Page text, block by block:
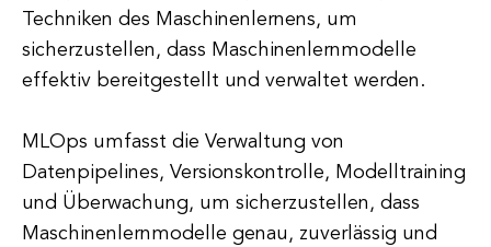
Techniken des Maschinenlernens, um
sicherzustellen, dass Maschinenlernmodelle
effektiv bereitgestellt und verwaltet werden.
MLOps umfasst die Verwaltung von
Datenpipelines, Versionskontrolle, Modelltraining
und Überwachung, um sicherzustellen, dass
Maschinenlernmodelle genau, zuverlässig und